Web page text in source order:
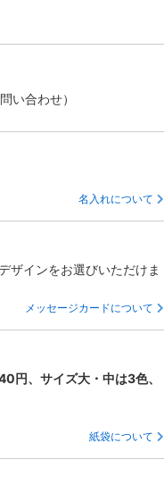
い合わせ）
名入れについて
ザインをお選びいただけま
メッセージカードについて
円、サイズ大・中は3色、
紙袋について